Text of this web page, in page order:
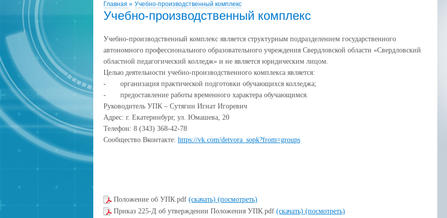
Главная » Учебно-производственный комплекс
Учебно-производственный комплекс
Учебно-производственный комплекс является структурным подразделением государственного
автономного профессионального образовательного учреждения Свердловской области «Свердловский
областной педагогический колледж» и не является юридическим лицом.
Целью деятельности учебно-производственного комплекса является:
-
организация практической подготовки обучающихся колледжа;
-
предоставление работы временного характера обучающимся.
Руководитель УПК – Сутягин Игнат Игоревич
Адрес: г. Екатеринбург, ул. Юмашева, 20
Телефон: 8 (343) 368-42-78
Сообщество Вконтакте: https://vk.com/detvora_sopk?from=groups
Положение об УПК.pdf (скачать) (посмотреть)
Приказ 225-Д об утверждении Положения УПК.pdf (скачать) (посмотреть)